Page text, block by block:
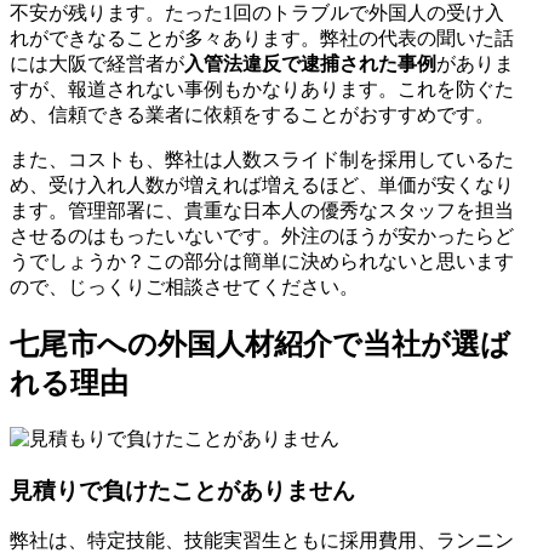
不安が残ります。たった1回のトラブルで外国人の受け入
れができなることが多々あります。弊社の代表の聞いた話
には大阪で経営者が入管法違反で逮捕された事例 がありま
すが、報道されない事例もかなりあります。これを防ぐた
め、信頼できる業者に依頼をすることがおすすめです。
また、コストも、弊社は人数スライド制を採用しているた
め、受け入れ人数が増えれば増えるほど、単価が安くなり
ます。管理部署に、貴重な日本人の優秀なスタッフを担当
させるのはもったいないです。外注のほうが安かったらど
うでしょうか？この部分は簡単に決められないと思います
ので、じっくりご相談させてください。
七尾市への外国人材紹介で当社が選ば
れる理由
見積りで負けたことがありません
弊社は、特定技能、技能実習生ともに採用費用、ランニン